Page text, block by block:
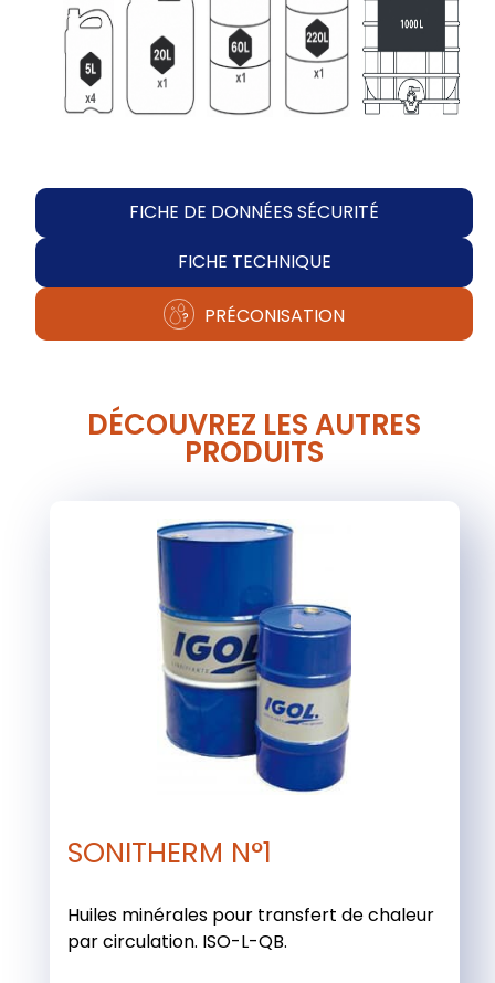
FICHE DE DONNÉES SÉCURITÉ
FICHE TECHNIQUE
PRÉCONISATION
DÉCOUVREZ LES AUTRES
PRODUITS
SONITHERM N°1
Huiles minérales pour transfert de chaleur
par circulation. ISO-L-QB.